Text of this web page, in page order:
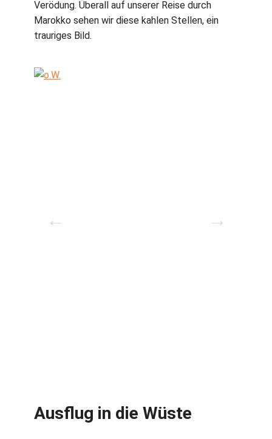
Verödung. Überall auf unserer Reise durch
Marokko sehen wir diese kahlen Stellen, ein
trauriges Bild.
Ausflug in die Wüste